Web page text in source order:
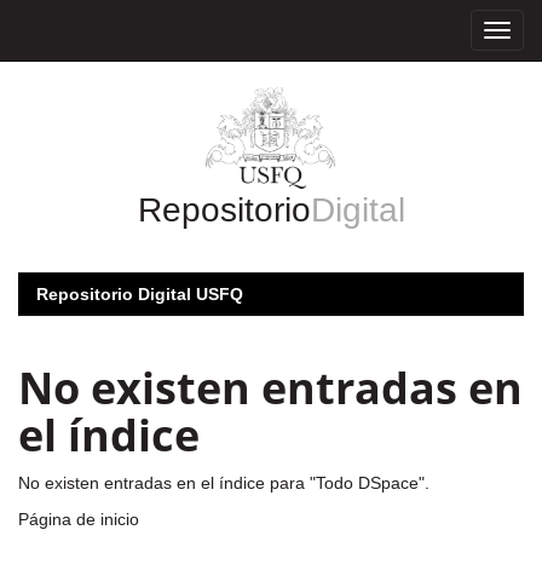
RepositorioDigital
Repositorio Digital USFQ
No existen entradas en
el índice
No existen entradas en el índice para "Todo DSpace".
Página de inicio